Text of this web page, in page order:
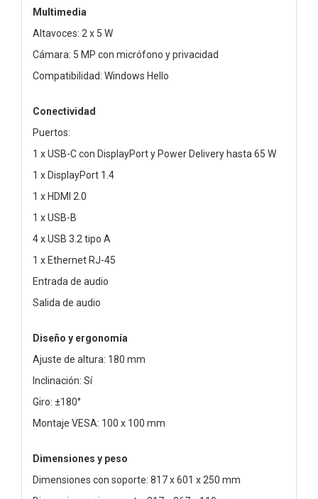
Multimedia
Altavoces: 2 x 5 W
Cámara: 5 MP con micrófono y privacidad
Compatibilidad: Windows Hello
Conectividad
Puertos:
1 x USB-C con DisplayPort y Power Delivery hasta 65 W
1 x DisplayPort 1.4
1 x HDMI 2.0
1 x USB-B
4 x USB 3.2 tipo A
1 x Ethernet RJ-45
Entrada de audio
Salida de audio
Diseño y ergonomía
Ajuste de altura: 180 mm
Inclinación: Sí
Giro: ±180°
Montaje VESA: 100 x 100 mm
Dimensiones y peso
Dimensiones con soporte: 817 x 601 x 250 mm